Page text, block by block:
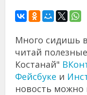
Много сидишь
читай
Костанай"
Фейсбуке и
новость можно